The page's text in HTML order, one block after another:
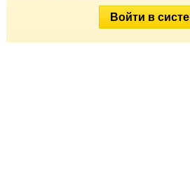
Войти в